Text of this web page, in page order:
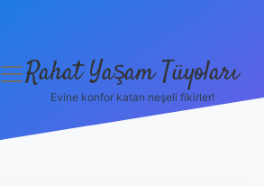
menüyü
Rahat Yaşam Tüyoları
Evine konfor katan neşeli fikirler!